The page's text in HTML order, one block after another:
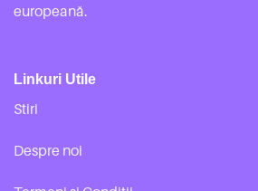
europeană.
Linkuri Utile
Stiri
Despre noi